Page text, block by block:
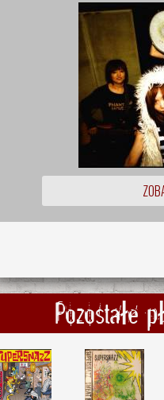
Pozostałe